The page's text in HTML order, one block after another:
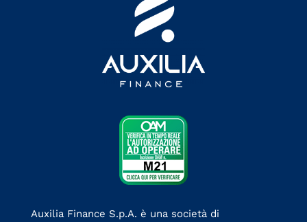
Auxilia Finance S.p.A. è una società di